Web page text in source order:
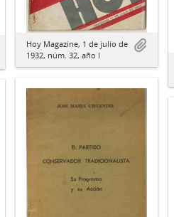
Hoy Magazine, 1 de julio de
1932, núm. 32, año I